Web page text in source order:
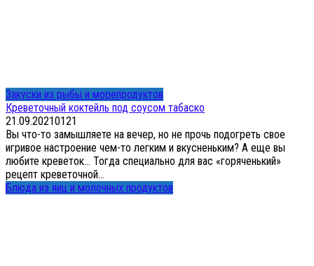
Закуски из рыбы и морепродуктов
Креветочный коктейль под соусом табаско
21.09.20210121
Вы что-то замышляете на вечер, но не прочь подогреть свое
игривое настроение чем-то легким и вкусненьким? А еще вы
любите креветок… Тогда специально для вас «горяченький»
рецепт креветочной...
Блюда из яиц и молочных продуктов